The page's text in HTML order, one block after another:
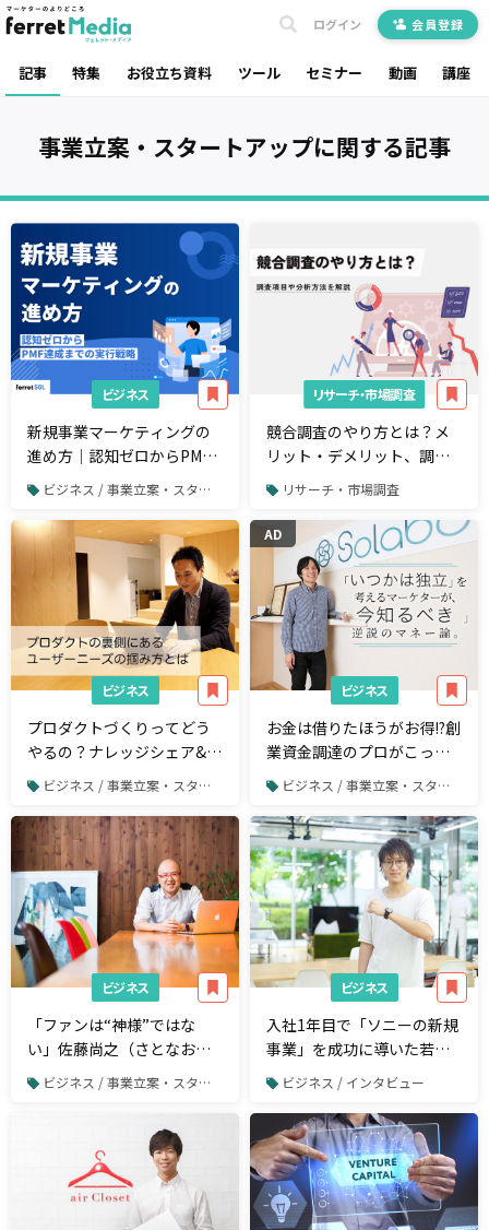
記事 特集 お役立ち資料 ツール セミナー 動画 講座
ログイン 会員登録
事業立案・スタートアップに関する記事
ビジネス
新規事業マーケティングの
進め方｜認知ゼロからPMF
達成までの実行戦略
ビジネス / 事業立案・スタートアップ
リサーチ・市場調査
競合調査のやり方とは？メ
リット・デメリット、調査
項目、役立つフレームワー
ク・ツールを解説
リサーチ・市場調査
ビジネス
プロダクトづくりってどう
やるの？ナレッジシェア&ワ
ークフローツール
「toaster」開発秘話
ビジネス / 事業立案・スタートアップ
AD
ビジネス
お金は借りたほうがお得!?創
業資金調達のプロがこっそ
り教える「逆説のマネー
ビジネス / 事業立案・スタートアップ
ビジネス
「ファンは“神様”ではな
い」佐藤尚之（さとなお）
氏が語る“ファンベース”へ
の取り組み方
ビジネス / 事業立案・スタートアップ
ビジネス
入社1年目で「ソニーの新規
事業」を成功に導いた若手
リーダーに訊く、商品開発
とマーケティング施策で大
切なこと
ビジネス / インタビュー